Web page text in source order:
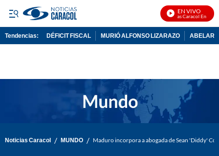
EN VIVO
Noticias Caracol En Vivo
Tendencias: DÉFICIT FISCAL MURIÓ ALFONSO LIZARAZO
Noticias Caracol / MUNDO / Maduro incorpora a abogada de Sean 'Diddy'